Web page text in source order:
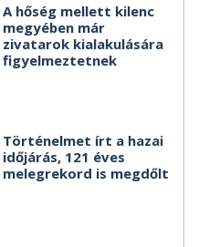
A hőség mellett kilenc
megyében már
zivatarok kialakulására
figyelmeztetnek
Történelmet írt a hazai
időjárás, 121 éves
melegrekord is megdőlt